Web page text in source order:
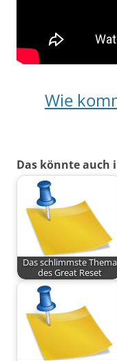
Wie
Das könnte auch
Das schlimmste Thema
des Great Reset